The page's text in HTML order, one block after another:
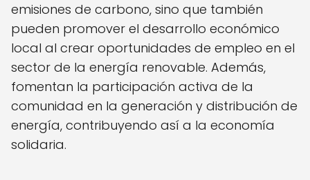
emisiones de carbono, sino que también
pueden promover el desarrollo económico
local al crear oportunidades de empleo en el
sector de la energía renovable. Además,
fomentan la participación activa de la
comunidad en la generación y distribución de
energía, contribuyendo así a la economía
solidaria.